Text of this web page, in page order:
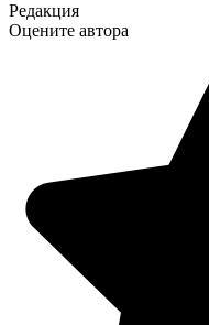
Редакция
Оцените автора